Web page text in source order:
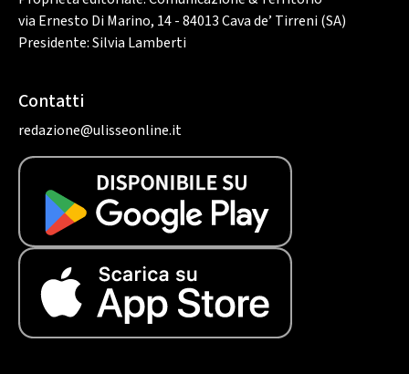
via Ernesto Di Marino, 14 - 84013 Cava de’ Tirreni (SA)
Presidente: Silvia Lamberti
Contatti
redazione@ulisseonline.it